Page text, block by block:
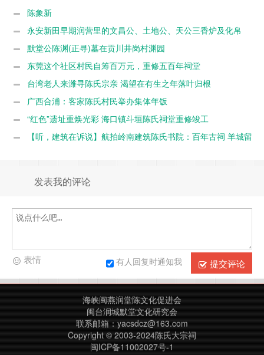
陈象新
永安新田早期润营里的文昌公、土地公、天公三香炉及化帛
炉 默堂公陈渊(正寻)墓在贡川井岗村渊园
东莞这个社区村民自筹百万元，重修五百年祠堂
台湾老人来潍寻陈氏宗亲 渴望在有生之年落叶归根
广西合浦：客家陈氏村民举办集体年饭
“红色”遗址重焕光彩 海口镇斗垣陈氏祠堂重修竣工
【听，建筑在诉说】航拍岭南建筑陈氏书院：百年古祠 羊城留
发表我的评论
提交评论
有人回复时通知我
表情
海峡闽燕润堂陈文化促进会
闽台润城默堂文化研究会
联系邮箱：yacsdcz@163.com
Copyright © 2003-2024陈氏大宗祠
闽ICP备11002027号-1